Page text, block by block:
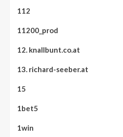
112
11200_prod
12. knallbunt.co.at
13. richard-seeber.at
15
1bet5
1win